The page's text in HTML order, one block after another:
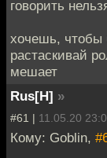
говорить
хочешь, чтобы
растаскивай
мешает
Rus[H] »
#61 | 11.05.20
Кому: Goblin,